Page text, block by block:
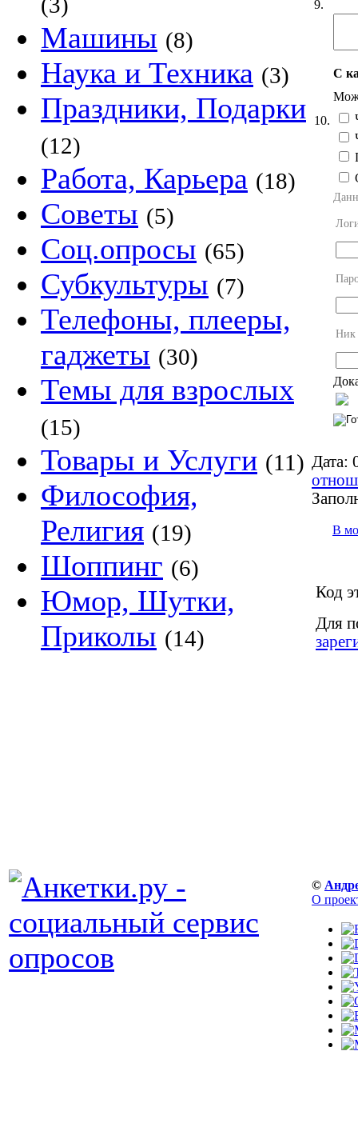
Машины (8)
Наука и Техника (3)
Праздники, Подарки
(12)
Работа, Карьера (18)
Советы (5)
Соц.опросы (65)
Субкультуры (7)
Телефоны, плееры,
гаджеты (30)
Темы для взрослых
(15)
Товары и Услуги (11)
Философия,
Религия (19)
Шоппинг (6)
Юмор, Шутки,
Приколы (14)
9.
10.
С
Ник
Дата:
В
Код
Для
©
О